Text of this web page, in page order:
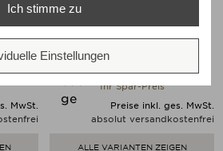
Ø 400
MwSt.
Weishäupl Teak Schirm 250 x
250 cm, Mixed
Verkaufspreis
ab 1.723,00 €
Preis
1.636,85 €
Ihr Spar-Preis
Preise inkl. ges. MwSt.
absolut versandkostenfrei
ALLE VARIANTEN ZEIGEN
Ich stimme zu
Einstellungen